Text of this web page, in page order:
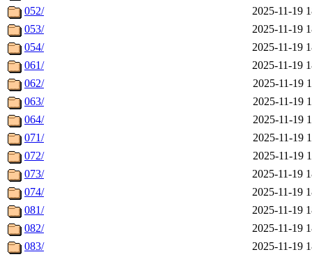
052/
2025-11-19
053/
2025-11-19
054/
2025-11-19
061/
2025-11-19
062/
2025-11-19
063/
2025-11-19
064/
2025-11-19
071/
2025-11-19
072/
2025-11-19
073/
2025-11-19
074/
2025-11-19
081/
2025-11-19
082/
2025-11-19
083/
2025-11-19